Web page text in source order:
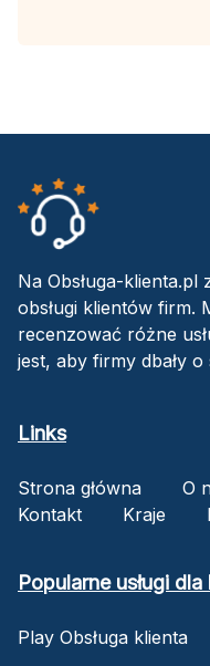
Na Obsługa-
obsługi klientów firm.
recenzować różne
jest, aby firmy dbały
Links
Strona główna O
Kontakt
Kraje
Popularne usługi
Play Obsługa klienta